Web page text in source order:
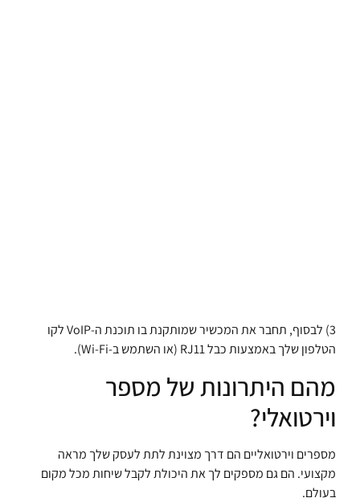
3) לבסוף, תחבר את המכשיר שמותקנת בו תוכנת ה-VoIP לקו
הטלפון שלך באמצעות כבל RJ11 (או השתמש ב-Wi-Fi).
מהם היתרונות של מספר
וירטואלי?
מספרים וירטואליים הם דרך מצוינת לתת לעסק שלך מראה
מקצועי. הם גם מספקים לך את היכולת לקבל שיחות מכל מקום
בעולם.